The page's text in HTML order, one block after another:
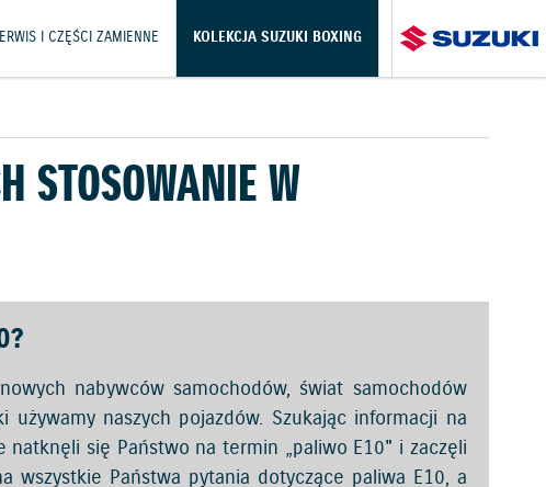
I CZĘŚCI ZAMIENNE KOLEKCJA SUZUKI BOXING
STOSOWANIE W
nabywców samochodów, świat samochodów
naszych pojazdów. Szukając informacji na
się Państwo na termin „paliwo E10" i zaczęli
wszystkie Państwa pytania dotyczące paliwa E10, a